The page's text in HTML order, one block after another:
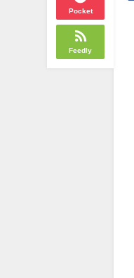
Pocket
Feedly